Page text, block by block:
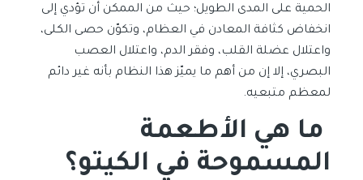
الحمية على المدى الطويل؛ حيث من الممكن أن تؤدي إلى
انخفاض كثافة المعادن في العظام، وتكوّن حصى الكلى،
واعتلال عضلة القلب، وفقر الدم، واعتلال العصب
البصري، إلا إن من أهم ما يميّز هذا النظام بأنه غير دائم
لمعظم متبعيه.
ما هي الأطعمة
المسموحة في الكيتو؟